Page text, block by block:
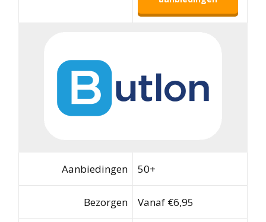
Aanbiedingen 50+
Bezorgen Vanaf €6,95